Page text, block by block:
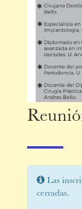
Las
cerradas.